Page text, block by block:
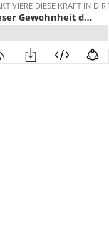
DIESE KRAFT IN
143_Wie du mit dieser Gewohnheit dein Leben veränderst